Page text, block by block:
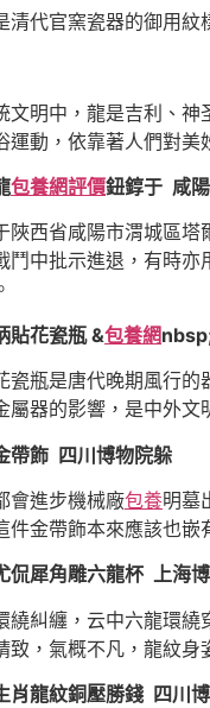
官窯瓷器的御用紋
中，龍是吉利、神
運動，依靠著人們對
包養網評價鈕錞于 咸
省咸陽市渭城區塔
鬥中批示進退，有時
花瓷瓶 &包養網
瓶是唐代晚期風行的
屬器的影響，是中外文
飾 四川博物院躲
進步機械廠包養明墓
件金帶飾本來應該也嵌
犀角雕六龍杯 上海
糾纏，云中六龍環繞
致，氣概不凡，龍紋身
龍紋銅壓勝錢 四川